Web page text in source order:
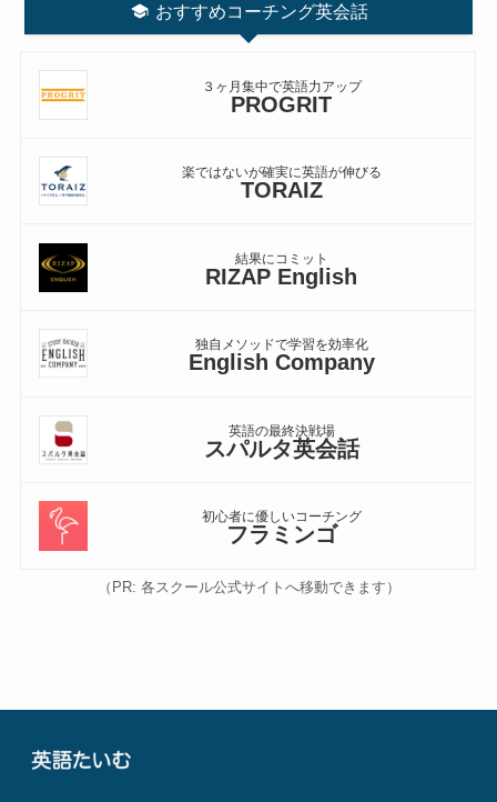
おすすめコーチング英会話
３ヶ月集中で英語力アップ
PROGRIT
楽ではないが確実に英語が伸びる
TORAIZ
結果にコミット
RIZAP English
独自メソッドで学習を効率化
English Company
英語の最終決戦場
スパルタ英会話
初心者に優しいコーチング
フラミンゴ
（PR: 各スクール公式サイトへ移動できます）